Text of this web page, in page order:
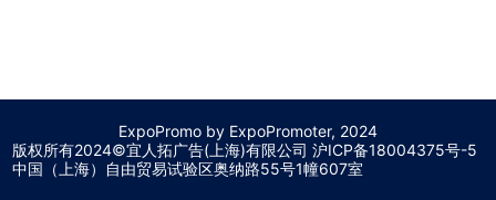
ExpoPromo by ExpoPromoter, 2024
版权所有2024©宜人拓广告(上海)有限公司 沪ICP备18004375号-5
中国（上海）自由贸易试验区奥纳路55号1幢607室